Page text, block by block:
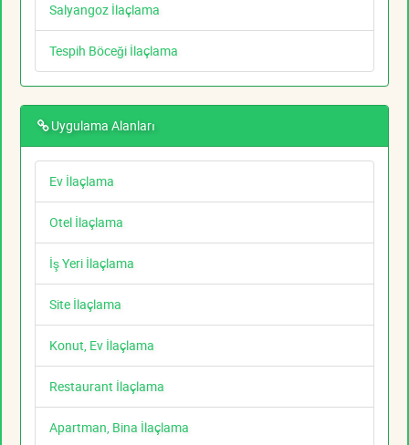
Salyangoz İlaçlama
Tespih Böceği İlaçlama
Uygulama Alanları
Ev İlaçlama
Otel İlaçlama
İş Yeri İlaçlama
Site İlaçlama
Konut, Ev İlaçlama
Restaurant İlaçlama
Apartman, Bina İlaçlama